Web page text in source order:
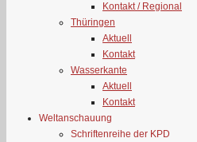
Kontakt / Regional
Thüringen
Aktuell
Kontakt
Wasserkante
Aktuell
Kontakt
Weltanschauung
Schriftenreihe der KPD